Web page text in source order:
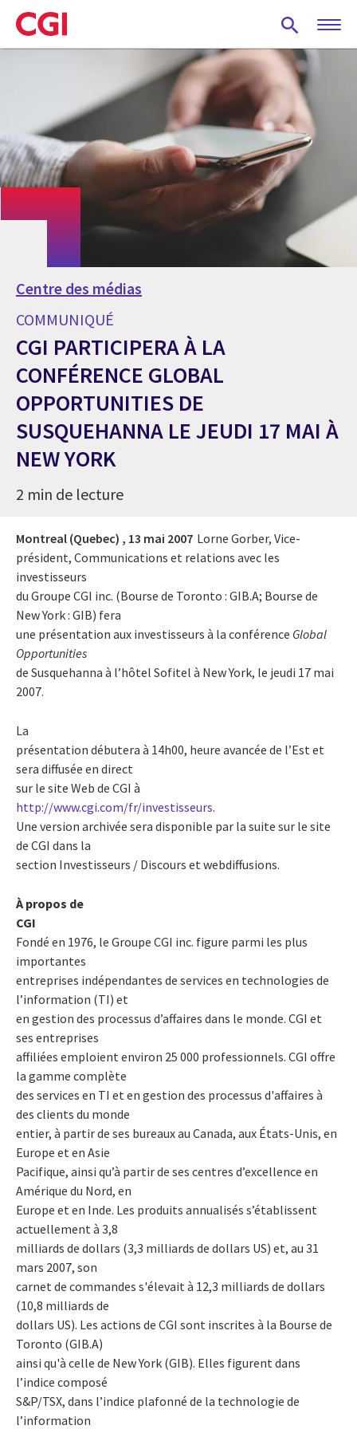
Skip
to
main
Centre des médias
COMMUNIQUÉ
CGI PARTICIPERA À LA
CONFÉRENCE GLOBAL
OPPORTUNITIES DE
SUSQUEHANNA LE JEUDI 17 MAI À
NEW YORK
2 min de lecture
Montreal (Quebec) , 13 mai 2007 Lorne Gorber, Vice-
président, Communications et relations avec les
investisseurs
du Groupe CGI inc. (Bourse de Toronto : GIB.A; Bourse de
New York : GIB) fera
une présentation aux investisseurs à la conférence Global
Opportunities
de Susquehanna à l’hôtel Sofitel à New York, le jeudi 17 mai
2007.
La
présentation débutera à 14h00, heure avancée de l’Est et
sera diffusée en direct
sur le site Web de CGI à
http://www.cgi.com/fr/investisseurs.
Une version archivée sera disponible par la suite sur le site
de CGI dans la
section Investisseurs / Discours et webdiffusions.
À propos de
CGI
Fondé en 1976, le Groupe CGI inc. figure parmi les plus
importantes
entreprises indépendantes de services en technologies de
l’information (TI) et
en gestion des processus d’affaires dans le monde. CGI et
ses entreprises
affiliées emploient environ 25 000 professionnels. CGI offre
la gamme complète
des services en TI et en gestion des processus d'affaires à
des clients du monde
entier, à partir de ses bureaux au Canada, aux États-Unis, en
Europe et en Asie
Pacifique, ainsi qu’à partir de ses centres d’excellence en
Amérique du Nord, en
Europe et en Inde. Les produits annualisés s’établissent
actuellement à 3,8
milliards de dollars (3,3 milliards de dollars US) et, au 31
mars 2007, son
carnet de commandes s'élevait à 12,3 milliards de dollars
(10,8 milliards de
dollars US). Les actions de CGI sont inscrites à la Bourse de
Toronto (GIB.A)
ainsi qu'à celle de New York (GIB). Elles figurent dans
l’indice composé
S&P/TSX, dans l’indice plafonné de la technologie de
l’information